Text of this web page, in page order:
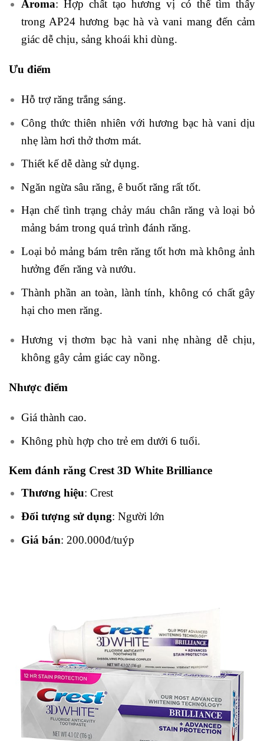
Aroma: Hợp chất tạo hương vị có thể tìm thấy
trong AP24 hương bạc hà và vani mang đến cảm
giác dễ chịu, sảng khoái khi dùng.
Ưu điểm
Hỗ trợ răng trắng sáng.
Công thức thiên nhiên với hương bạc hà vani dịu
nhẹ làm hơi thở thơm mát.
Thiết kế dễ dàng sử dụng.
Ngăn ngừa sâu răng, ê buốt răng rất tốt.
Hạn chế tình trạng chảy máu chân răng và loại bỏ
mảng bám trong quá trình đánh răng.
Loại bỏ mảng bám trên răng tốt hơn mà không ảnh
hưởng đến răng và nướu.
Thành phần an toàn, lành tính, không có chất gây
hại cho men răng.
Hương vị thơm bạc hà vani nhẹ nhàng dễ chịu,
không gây cảm giác cay nồng.
Nhược điểm
Giá thành cao.
Không phù hợp cho trẻ em dưới 6 tuổi.
Kem đánh răng Crest 3D White Brilliance
Thương hiệu: Crest
Đối tượng sử dụng: Người lớn
Giá bán: 200.000đ/tuýp